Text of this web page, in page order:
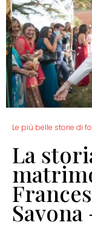
Le più belle storie di
La